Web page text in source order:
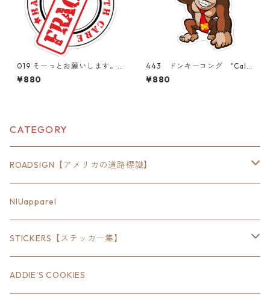
019 そーっとお願いします。F
RAGILE "California Market
Center" アメリカンステッカ
¥880
443 ドンキーコング "Calif
ornia Market Center" アメ
リカンステッカー スーツケ
¥880
CATEGORY
ROADSIGN【アメリカの道路標識】
18inch×6inch
18inch×8inch
18inch×12inch
NIUapparel
STICKERS【ステッカー集】
ステート
ADDIE'S COOKIES